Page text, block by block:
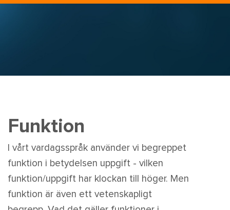
Funktion
I vårt vardagsspråk använder vi begreppet
funktion i betydelsen uppgift - vilken
funktion/uppgift har klockan till höger. Men
funktion är även ett vetenskapligt